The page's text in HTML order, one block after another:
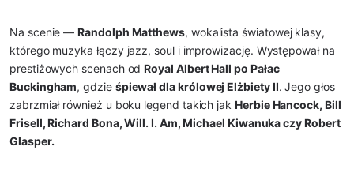
Na scenie —Randolph Matthews, wokalista światowej klasy,
którego muzyka łączy jazz, soul i improwizację. Występował na
prestiżowych scenach odRoyal Albert Hall po Pałac
Buckingham, gdzie śpiewał dla królowej Elżbiety II. Jego głos
zabrzmiał również u boku legend takich jak Herbie Hancock, Bill
Frisell, Richard Bona, Will. I. Am, Michael Kiwanuka czy Robert
Glasper.